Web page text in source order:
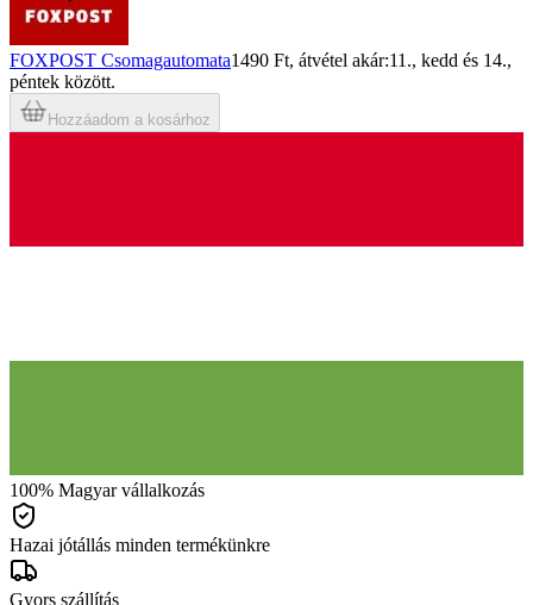
FOXPOST Csomagautomata1490 Ft, átvétel akár:11., kedd és 14.,
péntek között.
Hozzáadom a kosárhoz
100% Magyar vállalkozás
Hazai jótállás minden termékünkre
Gyors szállítás